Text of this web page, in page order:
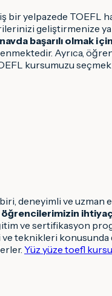
yelpazede TOEFL
geliştirmenize
başarılı olmak
Ayrıca,
kursumuzu seçmek
deneyimli ve
ve sertifikasyon
ve teknikleri
Yüz yüze toefl